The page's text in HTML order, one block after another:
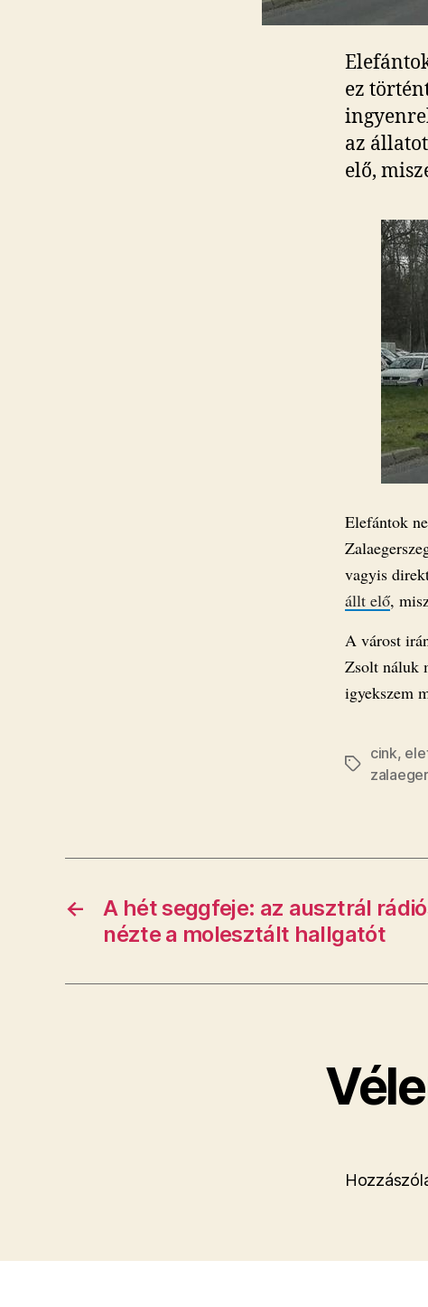
ez
az
elő,
Elefántok
vagyis
állt elő,
A várost
Zsolt náluk
igyekszem
Címkék
cink,
←
A hét seggfeje: az ausztrál
nézte a molesztált hallgatót